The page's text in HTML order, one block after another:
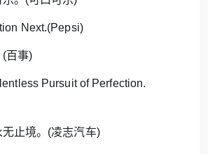
Next.(Pepsi)
事)
Pursuit of Perfection.
止境。(凌志汽车)